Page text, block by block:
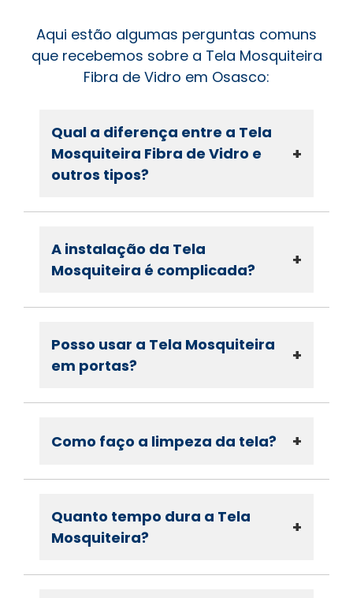
Aqui estão algumas perguntas comuns
que recebemos sobre a Tela Mosquiteira
Fibra de Vidro em Osasco:
Qual a diferença entre a Tela
Mosquiteira Fibra de Vidro e
outros tipos?
+
A instalação da Tela
Mosquiteira é complicada?
+
Posso usar a Tela Mosquiteira
em portas?
+
Como faço a limpeza da tela? +
Quanto tempo dura a Tela
Mosquiteira?
+